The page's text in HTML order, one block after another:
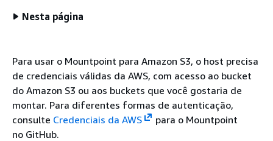
Nesta página
Para usar o Mountpoint para Amazon S3, o host precisa
de credenciais válidas da AWS, com acesso ao bucket
do Amazon S3 ou aos buckets que você gostaria de
montar. Para diferentes formas de autenticação,
consulte Credenciais da AWS
para o Mountpoint
no GitHub.